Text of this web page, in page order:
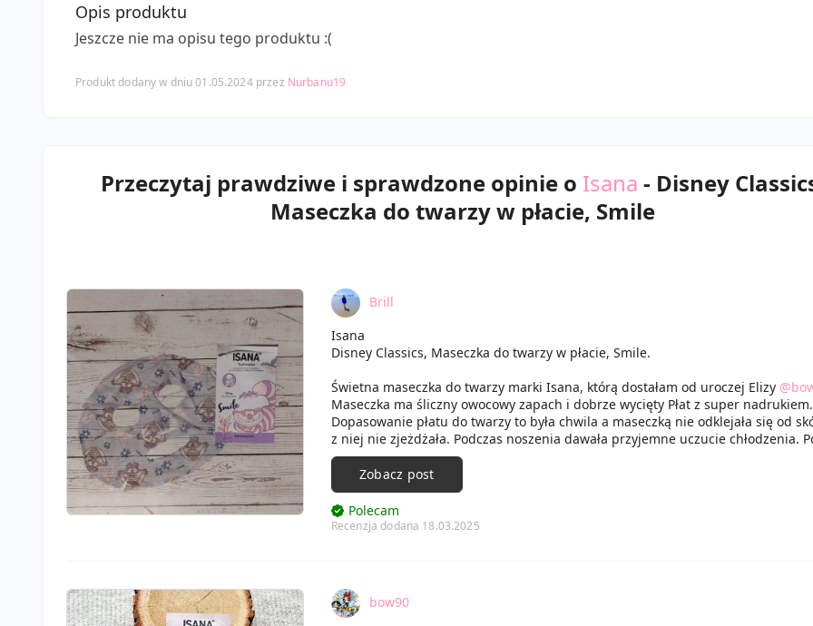
Opis produktu
Jeszcze nie ma opisu tego produktu :(
Produkt dodany w dniu 01.05.2024 przez Nurbanu19
Przeczytaj prawdziwe i sprawdzone opinie o Isana - Disney
Maseczka do twarzy w płacie, Smile
Brill
Isana
Disney Classics, Maseczka do twarzy w płacie, Smile.
Świetna maseczka do twarzy marki Isana, którą dostałam od uroczej Elizy
Maseczka ma śliczny owocowy zapach i dobrze wycięty Płat z super nadrukiem.
Dopasowanie płatu do twarzy to była chwila a maseczką nie odklejała się od
z niej nie zjeżdżała. Podczas noszenia dawała przyjemne uczucie chłodzenia.
zdjęciu płatu wklepałam resztki esencji w skórę I musiałam odczekać dłuższą
by się wchłonęła i lepką warstwa zniknęła. Po maseczce skóra była nawilżona,
wygładzona oraz promienna. Polecam. 😊
Zobacz post
Polecam
Recenzja dodana 18.03.2025
bow90